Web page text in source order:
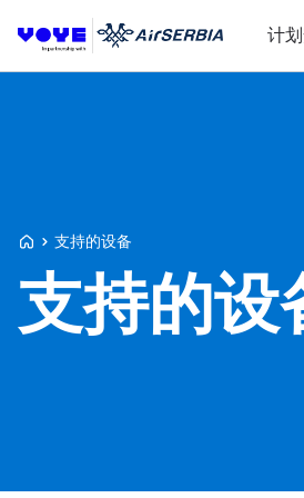
计划
Voye Homepage
支持的设备
支持的设